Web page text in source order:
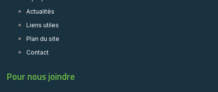
Actualités
Liens utiles
Plan du site
Contact
Pour nous joindre